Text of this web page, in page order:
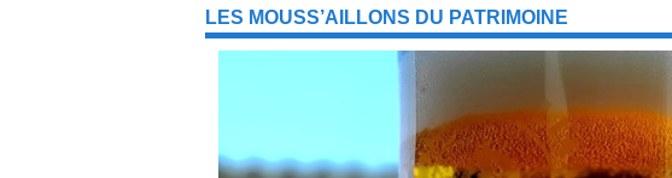
LES MOUSS’AILLONS DU PATRIMOINE